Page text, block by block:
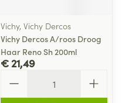
Vichy, Vichy Dercos
Vichy Dercos A/roos Droog
Haar Reno Sh 200ml
€ 21,49